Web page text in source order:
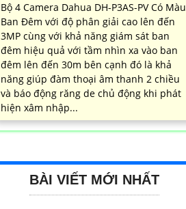
Bộ 4 Camera Dahua DH-P3AS-PV Có Màu
Ban Đêm với độ phân giải cao lên đến
3MP cùng với khả năng giám sát ban
đêm hiệu quả với tầm nhìn xa vào ban
đêm lên đến 30m bên cạnh đó là khả
năng giúp đàm thoại âm thanh 2 chiều
và báo động răng de chủ động khi phát
hiện xâm nhập...
BÀI VIẾT MỚI NHẤT